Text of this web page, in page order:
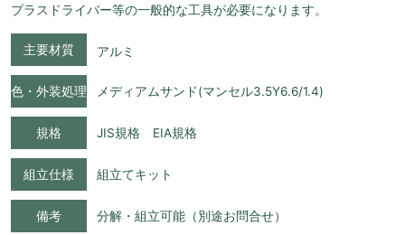
プラスドライバー等の一般的な工具が必要になります。
主要材質 アルミ
色・外装処理 メディアムサンド(マンセル3.5Y6.6/1.4)
規格 JIS規格 EIA規格
組立仕様 組立てキット
備考 分解・組立可能（別途お問合せ）